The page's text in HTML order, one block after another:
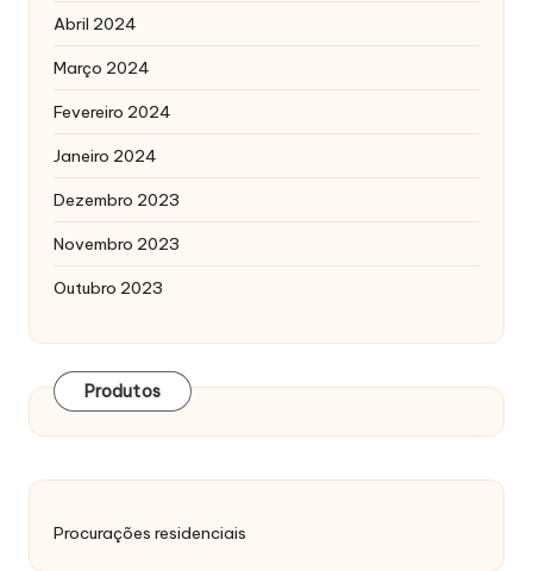
Abril 2024
Março 2024
Fevereiro 2024
Janeiro 2024
Dezembro 2023
Novembro 2023
Outubro 2023
Produtos
Procurações residenciais